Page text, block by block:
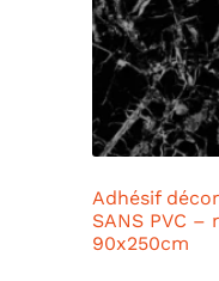
Adhésif
SANS PVC
90x250cm